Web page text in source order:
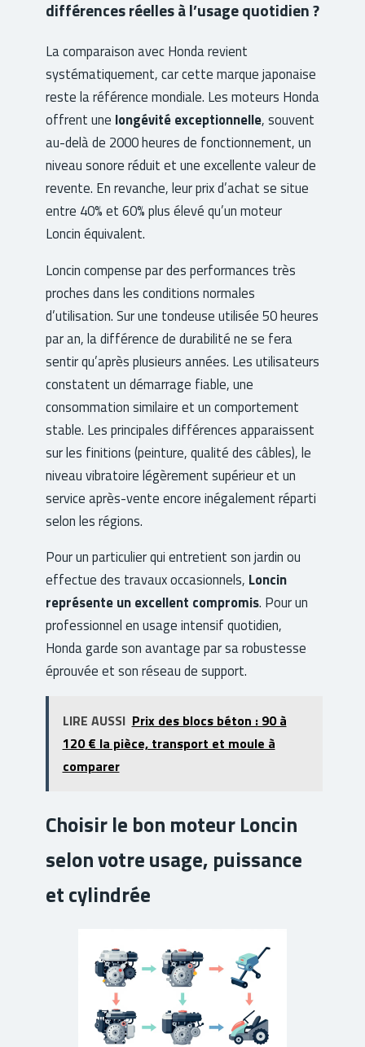
différences réelles à l’usage quotidien ?
La comparaison avec Honda revient
systématiquement, car cette marque japonaise
reste la référence mondiale. Les moteurs Honda
offrent une longévité exceptionnelle, souvent
au-delà de 2000 heures de fonctionnement, un
niveau sonore réduit et une excellente valeur de
revente. En revanche, leur prix d’achat se situe
entre 40% et 60% plus élevé qu’un moteur
Loncin équivalent.
Loncin compense par des performances très
proches dans les conditions normales
d’utilisation. Sur une tondeuse utilisée 50 heures
par an, la différence de durabilité ne se fera
sentir qu’après plusieurs années. Les utilisateurs
constatent un démarrage fiable, une
consommation similaire et un comportement
stable. Les principales différences apparaissent
sur les finitions (peinture, qualité des câbles), le
niveau vibratoire légèrement supérieur et un
service après-vente encore inégalement réparti
selon les régions.
Pour un particulier qui entretient son jardin ou
effectue des travaux occasionnels, Loncin
représente un excellent compromis. Pour un
professionnel en usage intensif quotidien,
Honda garde son avantage par sa robustesse
éprouvée et son réseau de support.
LIRE AUSSI Prix des blocs béton : 90 à
120 € la pièce, transport et moule à
comparer
Choisir le bon moteur Loncin
selon votre usage, puissance
et cylindrée